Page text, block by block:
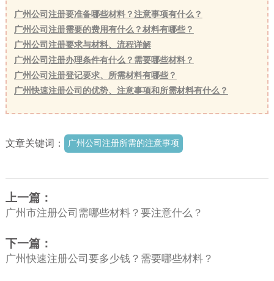
广州公司注册要准备哪些材料？注意事项有什么？
广州公司注册需要的费用有什么？材料有哪些？
广州公司注册要求与材料、流程详解
广州公司注册办理条件有什么？需要哪些材料？
广州公司注册登记要求、所需材料有哪些？
广州快速注册公司的优势、注意事项和所需材料有什么？
文章关键词： 广州公司注册所需的注意事项
上一篇：
广州市注册公司需哪些材料？要注意什么？
下一篇：
广州快速注册公司要多少钱？需要哪些材料？